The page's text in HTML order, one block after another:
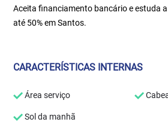
Aceita financiamento bancário e estuda
até 50% em Santos.
CARACTERÍSTICAS INTERNAS
Área serviço
Sol da manhã